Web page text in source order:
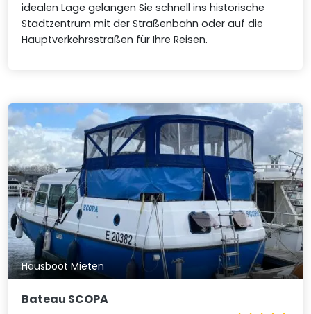
idealen Lage gelangen Sie schnell ins historische
Stadtzentrum mit der Straßenbahn oder auf die
Hauptverkehrsstraßen für Ihre Reisen.
Hausboot Mieten
Bateau SCOPA